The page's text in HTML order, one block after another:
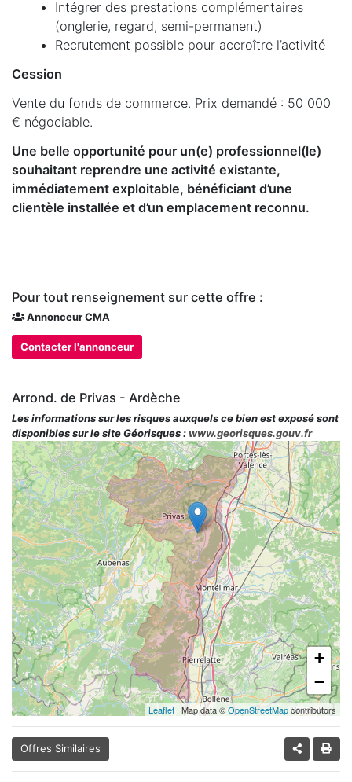
Intégrer des prestations complémentaires
(onglerie, regard, semi-permanent)
Recrutement possible pour accroître l’activité
Cession
Vente du fonds de commerce. Prix demandé : 50 000
€ négociable.
Une belle opportunité pour un(e) professionnel(le)
souhaitant reprendre une activité existante,
immédiatement exploitable, bénéficiant d’une
clientèle installée et d’un emplacement reconnu.
Pour tout renseignement sur cette offre :
Annonceur CMA
Contacter l'annonceur
Arrond. de Privas - Ardèche
Les informations sur les risques auxquels ce bien est exposé sont
disponibles sur le site Géorisques : www.georisques.gouv.fr
+
−
Leaflet | Map data ©OpenStreetMapcontributors
Offres Similaires